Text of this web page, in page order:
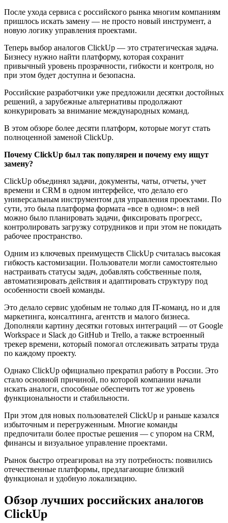
После ухода сервиса с российского рынка многим компаниям
пришлось искать замену — не просто новый инструмент, а
новую логику управления проектами.
Теперь выбор аналогов ClickUp — это стратегическая задача.
Бизнесу нужно найти платформу, которая сохранит
привычный уровень прозрачности, гибкости и контроля, но
при этом будет доступна и безопасна.
Российские разработчики уже предложили десятки достойных
решений, а зарубежные альтернативы продолжают
конкурировать за внимание международных команд.
В этом обзоре более десяти платформ, которые могут стать
полноценной заменой ClickUp.
Почему ClickUp был так популярен и почему ему ищут
замену?
ClickUp объединял задачи, документы, чаты, отчеты, учет
времени и CRM в одном интерфейсе, что делало его
универсальным инструментом для управления проектами. По
сути, это была платформа формата «все в одном»: в ней
можно было планировать задачи, фиксировать прогресс,
контролировать загрузку сотрудников и при этом не покидать
рабочее пространство.
Одним из ключевых преимуществ ClickUp считалась высокая
гибкость кастомизации. Пользователи могли самостоятельно
настраивать статусы задач, добавлять собственные поля,
автоматизировать действия и адаптировать структуру под
особенности своей команды.
Это делало сервис удобным не только для IT-команд, но и для
маркетинга, консалтинга, агентств и малого бизнеса.
Дополняли картину десятки готовых интеграций — от Google
Workspace и Slack до GitHub и Trello, а также встроенный
трекер времени, который помогал отслеживать затраты труда
по каждому проекту.
Однако ClickUp официально прекратил работу в России. Это
стало основной причиной, по которой компании начали
искать аналоги, способные обеспечить тот же уровень
функциональности и стабильности.
При этом для новых пользователей ClickUp и раньше казался
избыточным и перегруженным. Многие команды
предпочитали более простые решения — с упором на CRM,
финансы и визуальное управление проектами.
Рынок быстро отреагировал на эту потребность: появились
отечественные платформы, предлагающие близкий
функционал и удобную локализацию.
Обзор лучших российских аналогов
ClickUp